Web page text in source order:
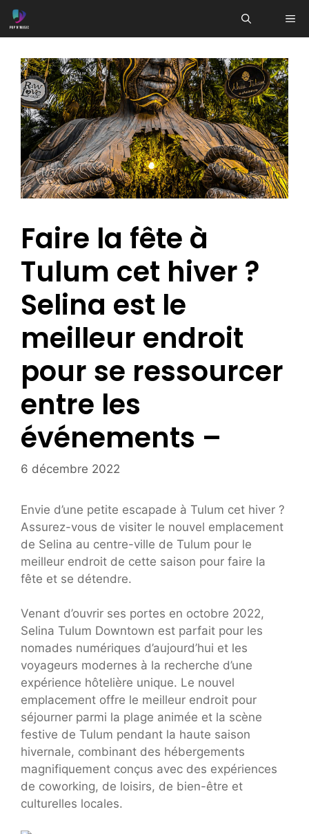
Aller
au
Faire la fête à
Tulum cet hiver ?
Selina est le
meilleur endroit
pour se ressourcer
entre les
événements –
6 décembre 2022
Envie d’une petite escapade à Tulum cet hiver ?
Assurez-vous de visiter le nouvel emplacement
de Selina au centre-ville de Tulum pour le
meilleur endroit de cette saison pour faire la
fête et se détendre.
Venant d’ouvrir ses portes en octobre 2022,
Selina Tulum Downtown est parfait pour les
nomades numériques d’aujourd’hui et les
voyageurs modernes à la recherche d’une
expérience hôtelière unique. Le nouvel
emplacement offre le meilleur endroit pour
séjourner parmi la plage animée et la scène
festive de Tulum pendant la haute saison
hivernale, combinant des hébergements
magnifiquement conçus avec des expériences
de coworking, de loisirs, de bien-être et
culturelles locales.